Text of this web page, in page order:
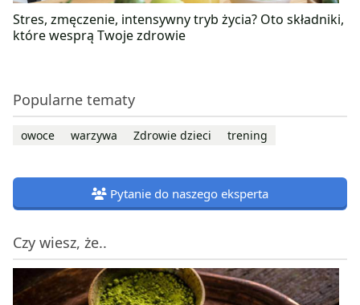
Stres, zmęczenie, intensywny tryb życia? Oto składniki,
które wesprą Twoje zdrowie
Popularne tematy
owoce warzywa Zdrowie dzieci trening
Pytanie do naszego eksperta
Czy wiesz, że..